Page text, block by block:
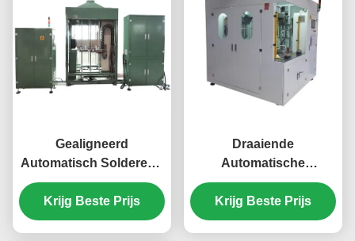
Gealigneerd
Automatisch Solderend
Machine/Lassenmateriaal
voor Evaporator en
Condensator 1-
Krijg Beste Prijs
Draaiende
Automatische
Solderende Machine
voor Automobiel het
Watertank 30s/pc van
Krijg Beste Prijs